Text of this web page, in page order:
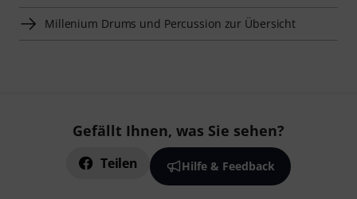
Millenium Drums und Percussion zur Übersicht
Gefällt Ihnen, was Sie sehen?
Teilen Hilfe & Feedback